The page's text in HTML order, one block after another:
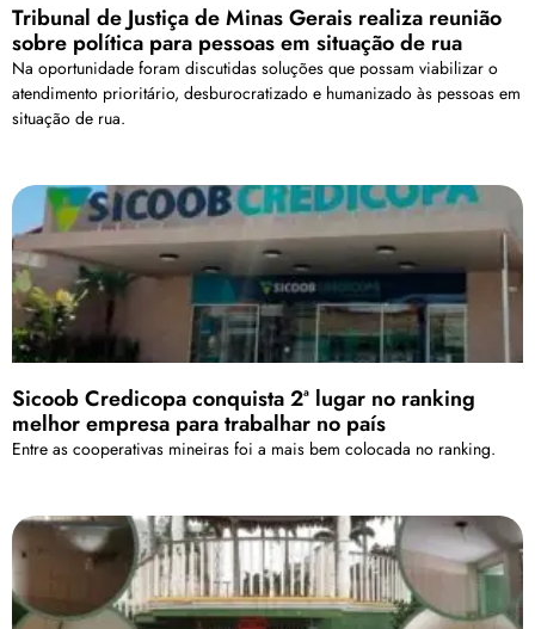
Tribunal de Justiça de Minas Gerais realiza reunião
sobre política para pessoas em situação de rua
Na oportunidade foram discutidas soluções que possam viabilizar o
atendimento prioritário, desburocratizado e humanizado às pessoas em
situação de rua.
Sicoob Credicopa conquista 2ª lugar no ranking
melhor empresa para trabalhar no país
Entre as cooperativas mineiras foi a mais bem colocada no ranking.